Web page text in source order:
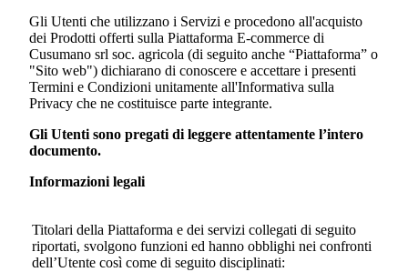
Gli Utenti che utilizzano i Servizi e procedono all'acquisto
dei Prodotti offerti sulla Piattaforma E-commerce di
Cusumano srl soc. agricola (di seguito anche “Piattaforma” o
"Sito web") dichiarano di conoscere e accettare i presenti
Termini e Condizioni unitamente all'Informativa sulla
Privacy che ne costituisce parte integrante.
Gli Utenti sono pregati di leggere attentamente l’intero
documento.
Informazioni legali
Titolari della Piattaforma e dei servizi collegati di seguito
riportati, svolgono funzioni ed hanno obblighi nei confronti
dell’Utente così come di seguito disciplinati: